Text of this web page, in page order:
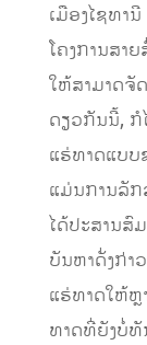
ເມືອງໄຊທາ
ໂຄງການສາ
ໃຫ້ສາມາດຈັ
ດຽວກັນນີ້,
ແຮ່ທາດແບບ
ແມ່ນການລັກ
ໄດ້ປະສານສົ
ບັນຫາດັ່ງກ່າ
ແຮ່ທາດໃຫ້
ທາດທີ່ຍັງບໍ່ທັ